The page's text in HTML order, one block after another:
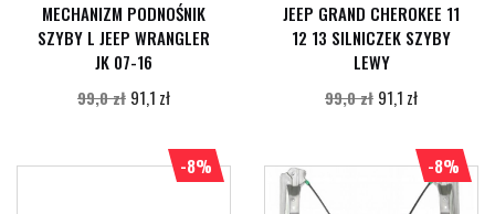
MECHANIZM PODNOŚNIK
SZYBY L JEEP WRANGLER
JK 07-16
99,0 zł 91,1 zł
JEEP GRAND CHEROKEE 11
12 13 SILNICZEK SZYBY
LEWY
99,0 zł 91,1 zł
-8% -8%